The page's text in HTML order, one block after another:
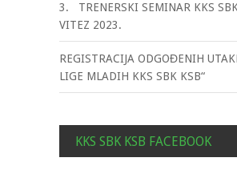
3. TRENERSKI SEMINAR KKS
VITEZ 2023.
REGISTRACIJA ODGOĐENIH
LIGE MLADIH KKS SBK KSB“
KKS SBK KSB FACEBOOK